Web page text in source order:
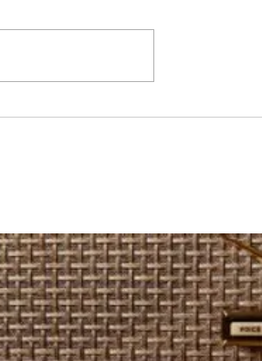
MARÍA ELENA: Carabineros